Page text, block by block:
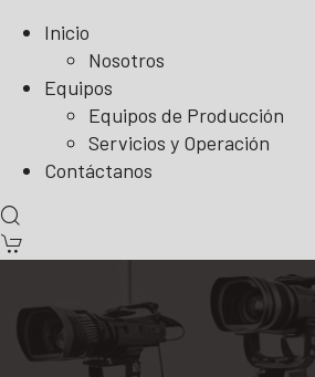
Inicio
Nosotros
Equipos
Equipos de Producción
Servicios y Operación
Contáctanos